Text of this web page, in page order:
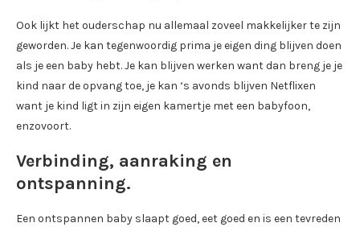
Ook lijkt het ouderschap nu allemaal zoveel makkelijker te zijn
geworden. Je kan tegenwoordig prima je eigen ding blijven doen
als je een baby hebt. Je kan blijven werken want dan breng je je
kind naar de opvang toe, je kan ‘s avonds blijven Netflixen
want je kind ligt in zijn eigen kamertje met een babyfoon,
enzovoort.
Verbinding, aanraking en
ontspanning.
Een ontspannen baby slaapt goed, eet goed en is een tevreden